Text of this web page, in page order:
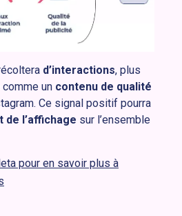
d’interactions, plus
un contenu de qualité
Ce signal positif pourra
de l’affichage sur l’ensemble
pour en savoir plus à